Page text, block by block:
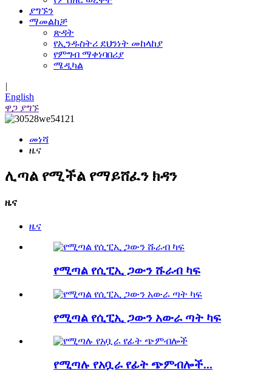
ያግኙን
ማመልከቻ
ጽዳት
የኢንዱስትሪ ደህንነት መከላከያ
የምግብ ማቀነባበሪያ
ሜዲካል
|
English
ዋጋ ያግኙ
መነሻ
ዜና
ሊጣል የሚችል የማይሸፈን ክዳን
ዜና
ዜና
የሚጣል የሲፒኢ ጋውን ሹራብ ካፍ
የሚጣል የሲፒኢ ጋውን አውራ ጣት ካፍ
የሚጣሉ የአቧራ የፊት ጭምብሎች...